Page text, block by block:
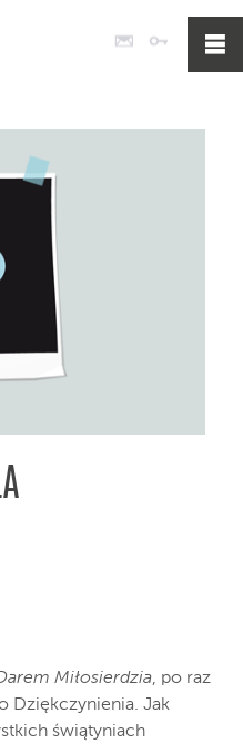
Poczta
Miłosierdzia, po raz
Dziękczynienia. Jak
świątyniach